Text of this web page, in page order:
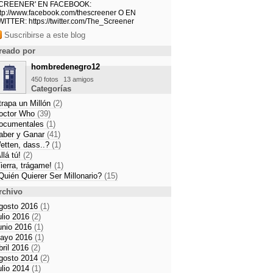
en 'Saber y Ganar'
EN FACEBOOK:
www.facebook.com/thescreener O EN
https://twitter.com/The_Screener
Suscribirse a este blog
por
hombredenegro12
450 fotos 13 amigos
Categorías
un Millón (2)
Who (39)
(1)
y Ganar(41)
dass..? (1)
tú! (2)
trágame! (1)
Quierer Ser Millonario? (15)
2016 (1)
2016 (2)
2016 (1)
2016 (1)
2016 (2)
2014 (2)
2014 (1)